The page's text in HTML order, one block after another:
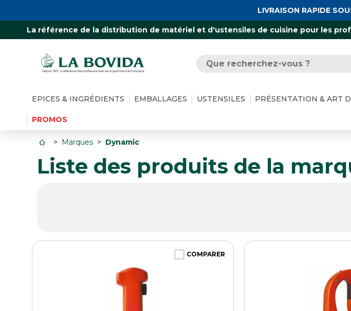
La référence de la distribution de matériel et d'ustensiles de cuisine pour les
EPICES & INGRÉDIENTS EMBALLAGES USTENSILES PRÉSENTATION & ART
PROMOS
LIVRAISON RAPIDE
Marques Dynamic
Liste des produits de la
COMPARER